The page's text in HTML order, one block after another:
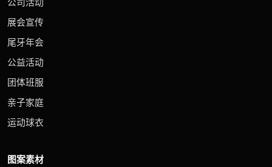
展会宣传
尾牙年会
公益活动
团体班服
亲子家庭
运动球衣
图案素材